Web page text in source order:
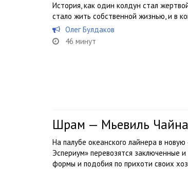
История, как один колдун стал
стало жить собственной жизнью, и в
Олег Булдаков
46 минут
Шрам — Мьевиль Чайна
На палубе океанского лайнера в
Эспериум» перевозятся заключенные
формы и подобия по прихоти своих